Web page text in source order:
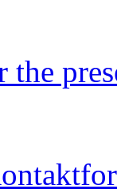
the